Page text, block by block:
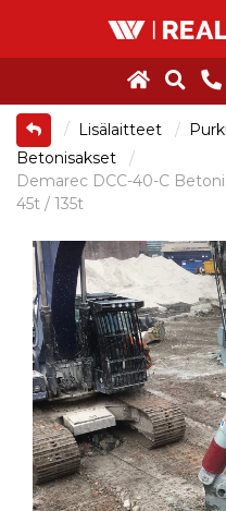
Lisälaitteet
Betonisakset
Demarec DCC-40-C
45t / 135t